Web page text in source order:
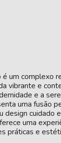
um complexo
vibrante e
e a
uma fusão
design cuidado
uma
práticas e